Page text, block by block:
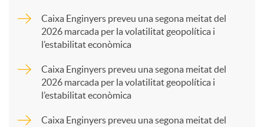
a
Caixa Enginyers preveu una segona meitat del
2026 marcada per la volatilitat geopolítica i
l’estabilitat econòmica
Caixa Enginyers preveu una segona meitat del
2026 marcada per la volatilitat geopolítica i
l’estabilitat econòmica
Caixa Enginyers preveu una segona meitat del